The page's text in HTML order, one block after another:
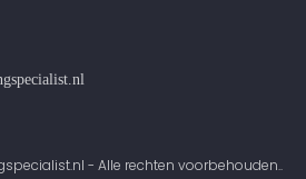
- Alle rechten voorbehouden..